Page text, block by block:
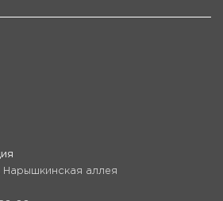
Нарышкинская аллея